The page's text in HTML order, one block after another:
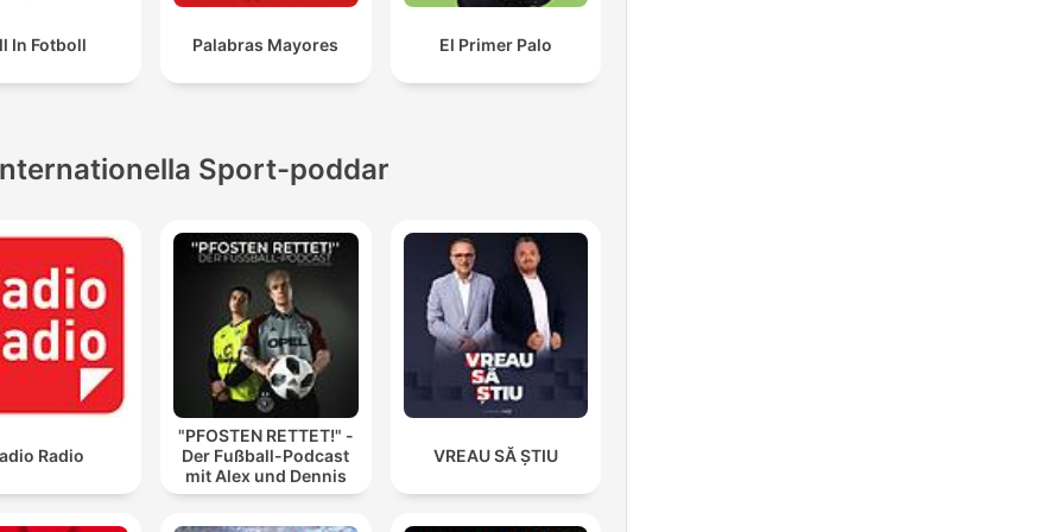
In Fotboll Palabras Mayores El Primer Palo
Sport-poddar
Radio
"PFOSTEN RETTET!" -
Der Fußball-Podcast
mit Alex und Dennis
VREAU SĂ ȘTIU